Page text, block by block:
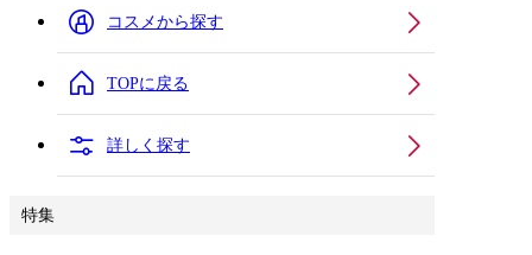
コスメから探す
TOPに戻る
詳しく探す
特集